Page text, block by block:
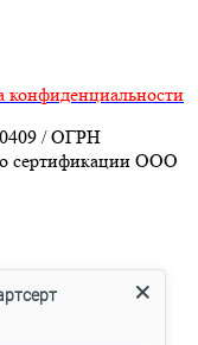
конфиденциальности
/ ОГРН
сертификации ООО
15 минут